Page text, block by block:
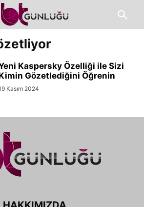
Kaspersky Özelliği ile Sizi
Gözetlediğini Öğrenin
Kasım 2024